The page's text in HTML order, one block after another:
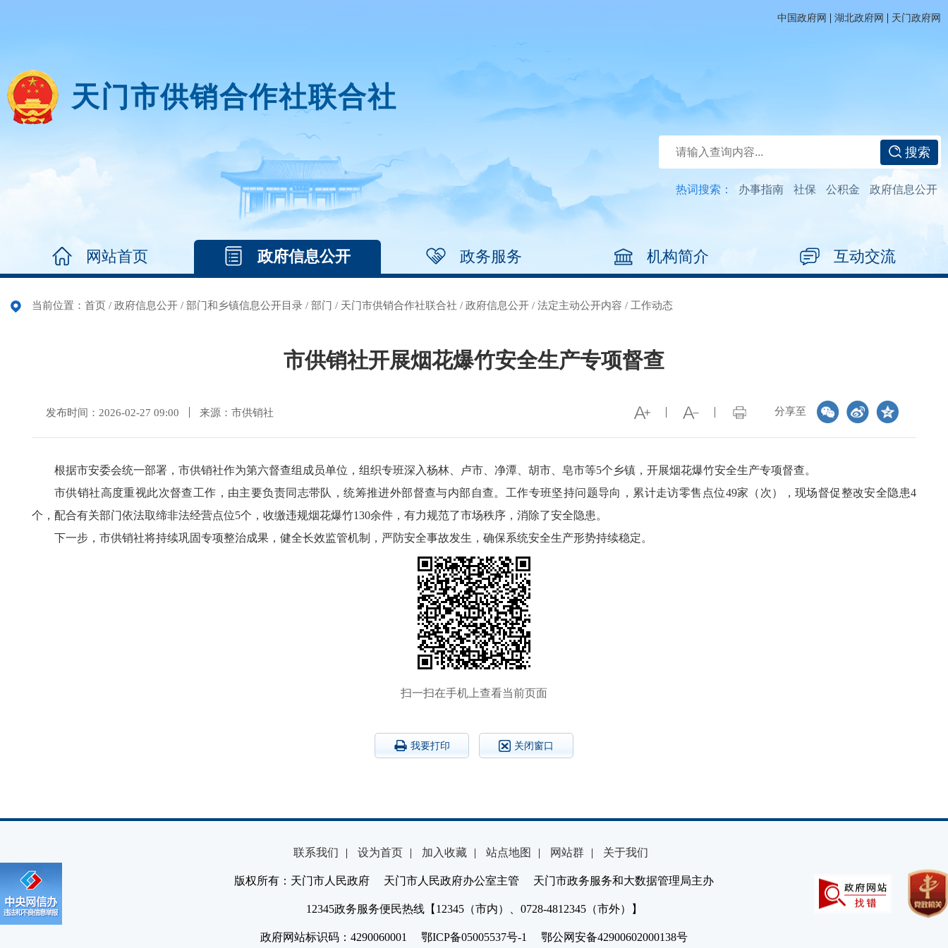
中国政府网 | 湖北政府网 | 天门政府网
天门市供销合作社联合社
搜索
热词搜索： 办事指南 社保 公积金 政府信息公开
网站首页 政府信息公开 政务服务 机构简介 互动交流
当前位置： 首页 / 政府信息公开 / 部门和乡镇信息公开目录 / 部门 / 天门市供销合作社联合社 / 政府信息公开 / 法定主动公开内容 / 工作动态
市供销社开展烟花爆竹安全生产专项督查
分享至
发布时间：2026-02-27 09:00 来源：市供销社
根据市安委会统一部署，市供销社作为第六督查组成员单位，组织专班深入杨林、卢市、净潭、胡市、皂市等5个乡镇，开展烟花爆竹安全生产专项督查。
市供销社高度重视此次督查工作，由主要负责同志带队，统筹推进外部督查与内部自查。工作专班坚持问题导向，累计走访零售点位49家（次），现场督促整改安全隐患4
个，配合有关部门依法取缔非法经营点位5个，收缴违规烟花爆竹130余件，有力规范了市场秩序，消除了安全隐患。
下一步，市供销社将持续巩固专项整治成果，健全长效监管机制，严防安全事故发生，确保系统安全生产形势持续稳定。
扫一扫在手机上查看当前页面
我要打印 关闭窗口
联系我们 | 设为首页 | 加入收藏 | 站点地图 | 网站群 | 关于我们
版权所有：天门市人民政府 天门市人民政府办公室主管 天门市政务服务和大数据管理局主办
12345政务服务便民热线【12345（市内）、0728-4812345（市外）】
政府网站标识码：4290060001 鄂ICP备05005537号-1 鄂公网安备42900602000138号